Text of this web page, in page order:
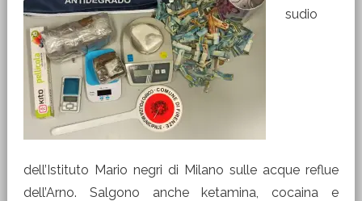
sudio
dell’Istituto Mario negri di Milano sulle acque reflue
dell’Arno. Salgono anche ketamina, cocaina e